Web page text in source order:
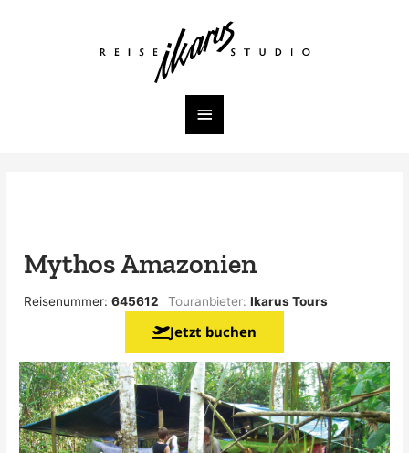
Hauptmenü
Mythos Amazonien
Reisenummer:645612 Touranbieter:Ikarus Tours
Jetzt buchen